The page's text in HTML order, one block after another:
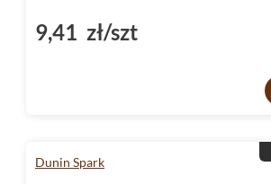
9,41 zł/szt
Dunin Spark